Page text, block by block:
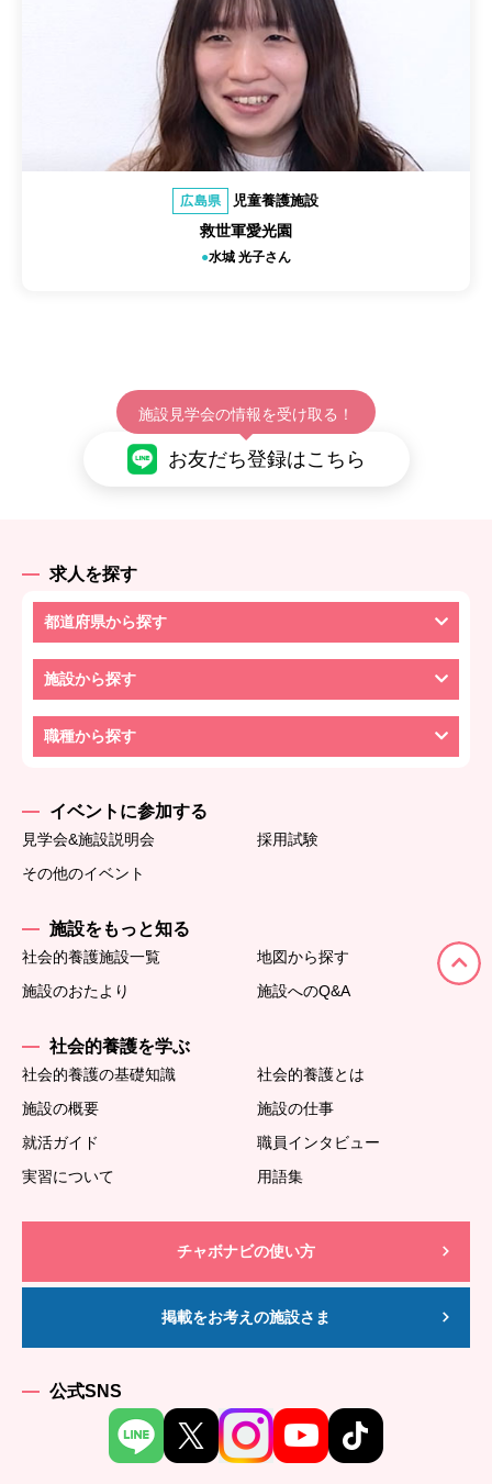
広島県 児童養護施設
救世軍愛光園
水城 光子さん
施設見学会の情報を受け取る！
お友だち登録はこちら
求人を探す
都道府県から探す
施設から探す
職種から探す
イベントに参加する
見学会&施設説明会
採用試験
その他のイベント
施設をもっと知る
社会的養護施設一覧
地図から探す
施設のおたより
施設へのQ&A
社会的養護を学ぶ
社会的養護の基礎知識
社会的養護とは
施設の概要
施設の仕事
就活ガイド
職員インタビュー
実習について
用語集
チャボナビの使い方
掲載をお考えの施設さま
公式SNS